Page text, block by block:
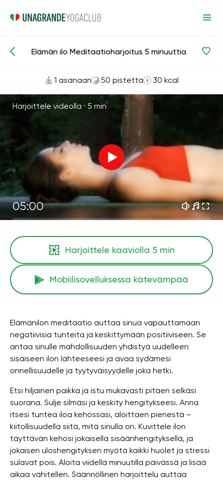
Meditaatiot ja hengitys Onnellisuus
Elämän ilo Meditaatioharjoitus 5 minuuttia
1 asanaan 50 pistettä 30 kcal
Harjoittele videolla · 5 min
05:00
Harjoittele kaaviolla 5 min
Mobiilisovelluksessa kätevämpää
Elämänilon meditaatio auttaa sinua vapauttamaan
negatiivisia tunteita ja keskittymään positiiviseen. Se
antaa sinulle mahdollisuuden yhdistyä uudelleen
sisäiseen ilon lähteeseesi ja avaa sydämesi
onnellisuudelle ja tyytyväisyydelle joka hetki.
Etsi hiljainen paikka ja istu mukavasti pitäen selkäsi
suorana. Sulje silmäsi ja keskity hengitykseesi. Anna
itsesi tuntea iloa kehossasi, aloittaen pienestä –
kiitollisuudella siitä, mitä sinulla on. Kuvittele ilon
täyttävän kehosi jokaisella sisäänhengityksellä, ja
jokaisen uloshengityksen myötä kaikki huolet ja stressi
sulavat pois. Aloita viidellä minuutilla päivässä ja lisää
aikaa vähitellen. Säännöllinen harjoittelu auttaa